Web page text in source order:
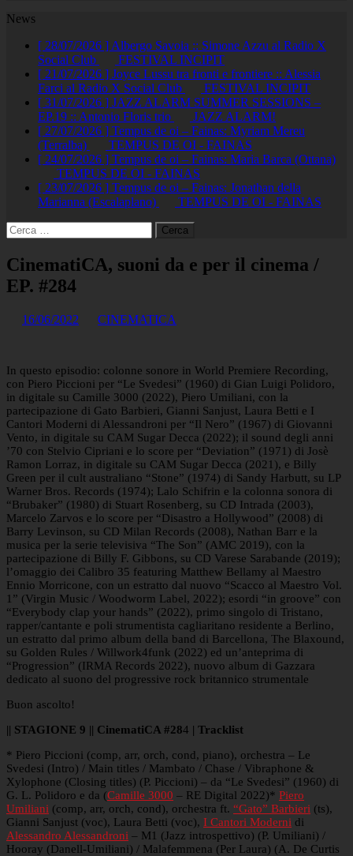
News
[ 28/07/2026 ] Albergo Savoia :: Simone Azzu al Radio X
Social Club
FESTIVAL INCIPIT
[ 21/07/2026 ] Joyce Lussu tra fronti e frontiere :: Alessia
Farci al Radio X Social Club
FESTIVAL INCIPIT
[ 31/07/2026 ] JAZZ ALARM SUMMER SESSIONS –
EP.19 :: Antonio Floris trio
JAZZ ALARM!
[ 27/07/2026 ] Tempus de oi – Fainas: Myriam Mereu
(Terralba)
TEMPUS DE OI - FAINAS
[ 24/07/2026 ] Tempus de oi – Fainas: Maria Barca (Ottana)
TEMPUS DE OI - FAINAS
[ 23/07/2026 ] Tempus de oi – Fainas: Jonathan della
Marianna (Escalaplano)
TEMPUS DE OI - FAINAS
Ricerca
per:
CinematiCA, suoni da e per il cinema /
EP. #284
16/06/2022 CINEMATICA
In questo episodio: colonne sonore in World Premiere Recording,
con Piero Piccioni per “Le Svedesi” (1960) di Gian Luigi Polidoro,
in digitale su Camille 3000 (2022), Piero Umiliani, con la
partecipazione di Gato Barbieri, Gianni Sanjust, Laura Betti e I
Cantori Moderni di Alessandroni per “Il Nero” (1967) di Giovanni
Vento, in digitale su CAM Sugar Decca (2022); il sound degli anni
’70 con Stelvio Cipriani e lo score per “Deviation” (1971) di Josè
Ramon Lorraz, in digitale su CAM Sugar Decca (2021), e Billy
Green per il cult australiano “Stone” (1974) di Sandy Harbutt, su LP
Warner Bros. Records (1974); Lalo Schifrin e la colonna sonora di
“Brubaker” (1980) di Stuart Rosenberg, su CD Intrada (2003),
Marcelo Zarvos e lo score per “Disastro a Hollywood” (2008) di
Barry Levinson, su CD Milan Records (2008), Nathan Barr e la
musica per la serie televisiva “The Son” (AMC 2019), con la
partecipazione di Billy F. Gibbons, su CD Varese Sarabande (2019);
l’omaggio dei Calibro 35 featuring Matthew Bellamy al Maestro
Ennio Morricone, con un estratto dal nuovo “Scacco al Maestro Vol.
1” (Virgin Music / Woodworm Label, 2022); esordi “in groove” con
“Everybody clap your hands” (2022), primo singolo di Tristano,
rapper/cantante e poli strumentista cagliaritano residente a Berlino,
un estratto dal primo album della band di Barcellona, The Blaxound,
su Golden Rules / Willwork4funk (2022) ed un’anteprima di
“Progression” (IRMA Records 2022), nuovo album di Gazzara
dedicato al suono del progressive rock britannico strumentale
Buon ascolto!
|| STAGIONE 9 || CinematiCA #284 | Tracklist
* Piero Piccioni (comp, arr, orch, cond, piano), orchestra – Le
Svedesi (Intro) / Main titles / Mambato / Chase / Vibraphone &
Xylophone (Closing titles) (P. Piccioni) – da “Le Svedesi” (1960) di
G. L. Polidoro e da (Camille 3000 – RE Digital 2022)* Piero
Umiliani (comp, arr, orch, cond), orchestra ft. “Gato” Barbieri (ts),
Gianni Sanjust (voc), Laura Betti (voc), I Cantori Moderni di
Alessandro Alessandroni – M1 (Jazz introspettivo) (P. Umiliani) /
Hooray (Danell-Umiliani) / Malafemmena (Per Laura) (A. De Curtis